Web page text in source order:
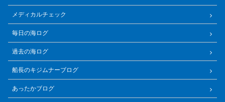
メディカルチェック
毎日の海ログ
過去の海ログ
船長のキジムナーブログ
あったかブログ